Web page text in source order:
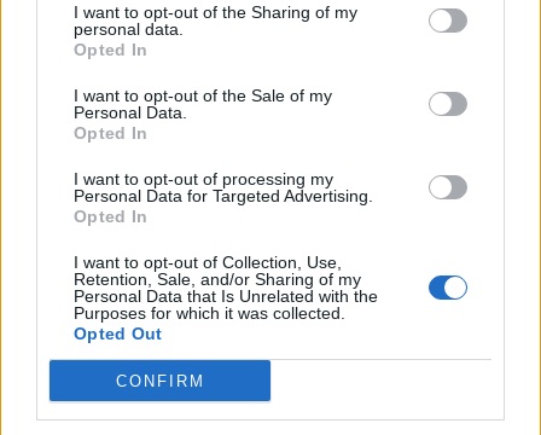
I want to opt-out of the Sharing of my
personal data.
Opted In
I want to opt-out of the Sale of my
Personal Data.
Opted In
I want to opt-out of processing my
Personal Data for Targeted Advertising.
Opted In
I want to opt-out of Collection, Use,
Retention, Sale, and/or Sharing of my
Personal Data that Is Unrelated with the
Purposes for which it was collected.
Opted Out
CONFIRM
Δείτε επίσης